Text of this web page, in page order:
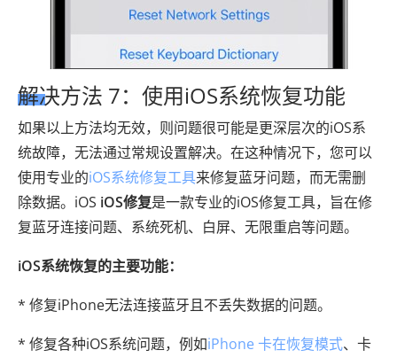
解决方法 7：使用iOS系统恢复功能
如果以上方法均无效，则问题很可能是更深层次的iOS系
统故障，无法通过常规设置解决。在这种情况下，您可以
使用专业的iOS系统修复工具来修复蓝牙问题，而无需删
除数据。iOS iOS修复是一款专业的iOS修复工具，旨在修
复蓝牙连接问题、系统死机、白屏、无限重启等问题。
iOS系统恢复的主要功能：
* 修复iPhone无法连接蓝牙且不丢失数据的问题。
* 修复各种iOS系统问题，例如iPhone 卡在恢复模式、卡